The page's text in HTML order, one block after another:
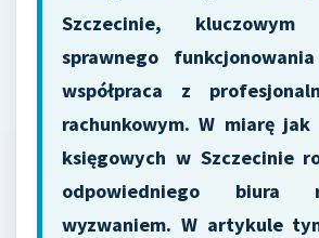
Szczecinie, kluczowym
sprawnego funkcjonowania
współpraca z
rachunkowym. W miarę jak
księgowych w Szczecinie
odpowiedniego biura
wyzwaniem. W artykule